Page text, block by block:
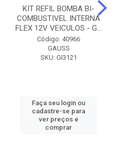
KIT REFIL BOMBA BI-
COMBUSTIVEL INTERNA
FLEX 12V VEICULOS - G...
Código: 40966
GAUSS
SKU: GI3121
Faça seu login ou
cadastre-se para
ver preços e
comprar